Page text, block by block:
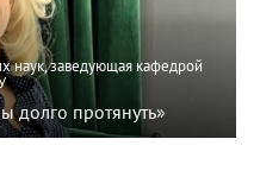
наук, заведующая кафедрой
долго протянуть»